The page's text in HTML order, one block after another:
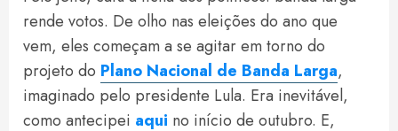
rende votos. De olho nas eleições do ano que
vem, eles começam a se agitar em torno do
projeto do Plano Nacional de Banda Larga,
imaginado pelo presidente Lula. Era inevitável,
como antecipei aqui no início de outubro. E,